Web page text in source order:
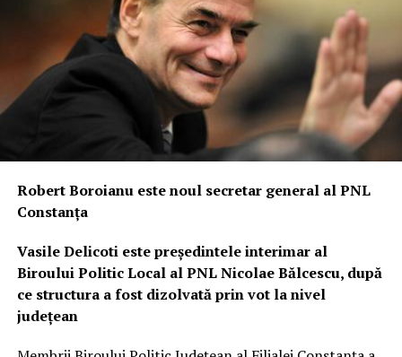
Robert Boroianu este noul secretar general al PNL
Constanța
Vasile Delicoti este președintele interimar al
Biroului Politic Local al PNL Nicolae Bălcescu, după
ce structura a fost dizolvată prin vot la nivel
județean